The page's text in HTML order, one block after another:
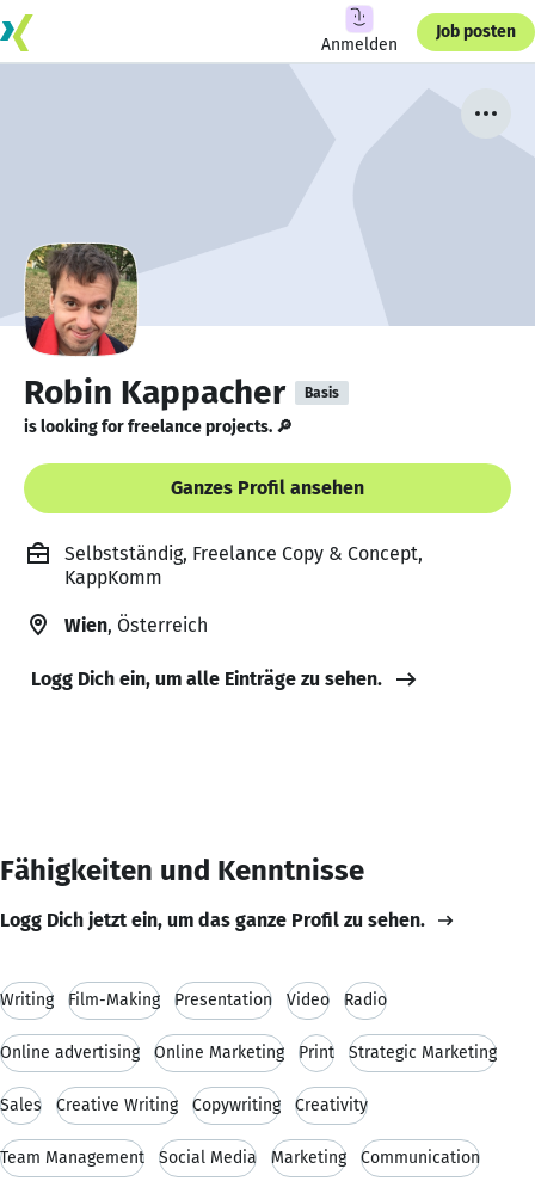
Anmelden
Job posten
Robin Kappacher Basis
is looking for freelance projects. 🔎
Ganzes Profil ansehen
Selbstständig, Freelance Copy & Concept,
KappKomm
Wien, Österreich
Logg Dich ein, um alle Einträge zu sehen.
Fähigkeiten und Kenntnisse
Logg Dich jetzt ein, um das ganze Profil zu sehen.
Writing Film-Making Presentation Video Radio
Online advertising Online Marketing Print Strategic Marketing
Sales Creative Writing Copywriting Creativity
Team Management Social Media Marketing Communication